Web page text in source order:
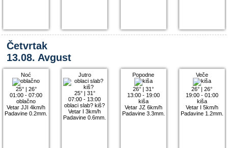
Četvrtak
13.08. Avgust
Noć
25°| 26°
01:00 - 07:00
oblačno
Vetar JJI 4km/h
Padavine 0.2mm.
Jutro
25°| 31°
07:00 - 13:00
oblaci slab? kiš?
Vetar I 3km/h
Padavine 0.6mm.
Popodne
26° |31°
13:00 - 19:00
kiša
Vetar JZ 6km/h
Padavine 3.3mm.
Veče
26° |26°
19:00 - 01:00
kiša
Vetar I 5km/h
Padavine 1.2mm.